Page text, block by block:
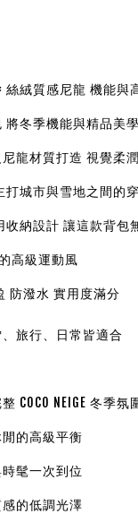
× 絲絨質感尼龍 機能
將冬季機能與精品美
龍材質打造 視覺柔
打城市與雪地之間的
收納設計 讓這款背包
高級運動風
防潑水 實用度滿分
旅行、日常皆適合
COCO NEIGE 冬季氛
的高級平衡
髦一次到位
的低調光澤